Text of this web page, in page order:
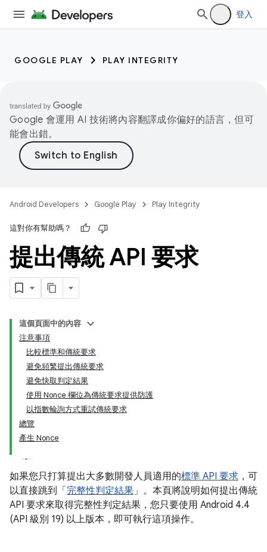
登入
GOOGLE PLAY PLAY INTEGRITY
Google 會運用 AI 技術將內容翻譯成你偏好的語言，但可
能會出錯。
Android Developers Google Play Play Integrity
這對你有幫助嗎？
提出傳統 API 要求
這個頁面中的內容
注意事項
比較標準和傳統要求
避免頻繁提出傳統要求
避免快取判定結果
使用 Nonce 欄位為傳統要求提供防護
以指數輪詢方式重試傳統要求
總覽
產生 Nonce
如果您只打算提出大多數開發人員適用的標準 API 要求 ，可
以直接跳到「 完整性判定結果」。本頁將說明如何提出傳統
API 要求來取得完整性判定結果，您只要使用 Android 4.4
(API 級別 19) 以上版本，即可執行這項操作。